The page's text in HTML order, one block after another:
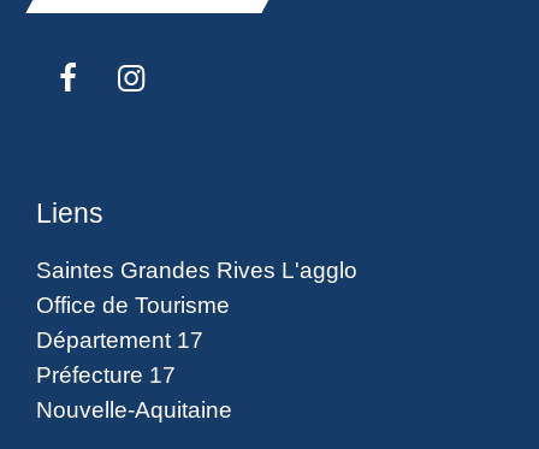
Liens
Saintes Grandes Rives L'agglo
Office de Tourisme
Département 17
Préfecture 17
Nouvelle-Aquitaine